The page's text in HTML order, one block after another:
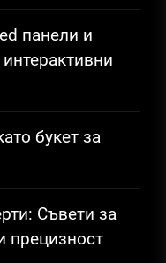
панели и
букет за
Съвети за
прецизност